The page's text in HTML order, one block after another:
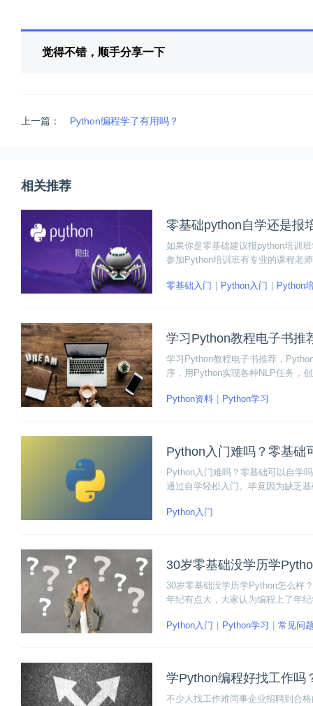
觉得不错，顺手分享一下
上一篇： Python编程学了有用吗？
相关推荐
零基础python自学还是报
如果你是零基础建议报python培训
参加Python培训班有专业的课程老
零基础入门
Python入门 Python
学习Python教程电子书推
学习Python教程电子书推荐，
序，用Python实现各种NLP任务，
Python资料 Python学习
Python入门难吗？零基础
Python入门难吗？零基础可以自学
通过自学轻松入门。毕竟因为缺乏
如果无法做到这一点，就肯定不适
Python入门
30岁零基础没学历学
30岁零基础没学历学Python怎么样
年纪有点大，大家认为编程上了年
Python入门
Python学习 常见问
学Python编程好找工作吗
不少人找工作难同事企业招聘到合